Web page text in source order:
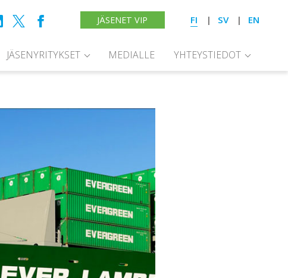
JÄSENET VIP FI SV EN
JÄSENYRITYKSET MEDIALLE YHTEYSTIEDOT